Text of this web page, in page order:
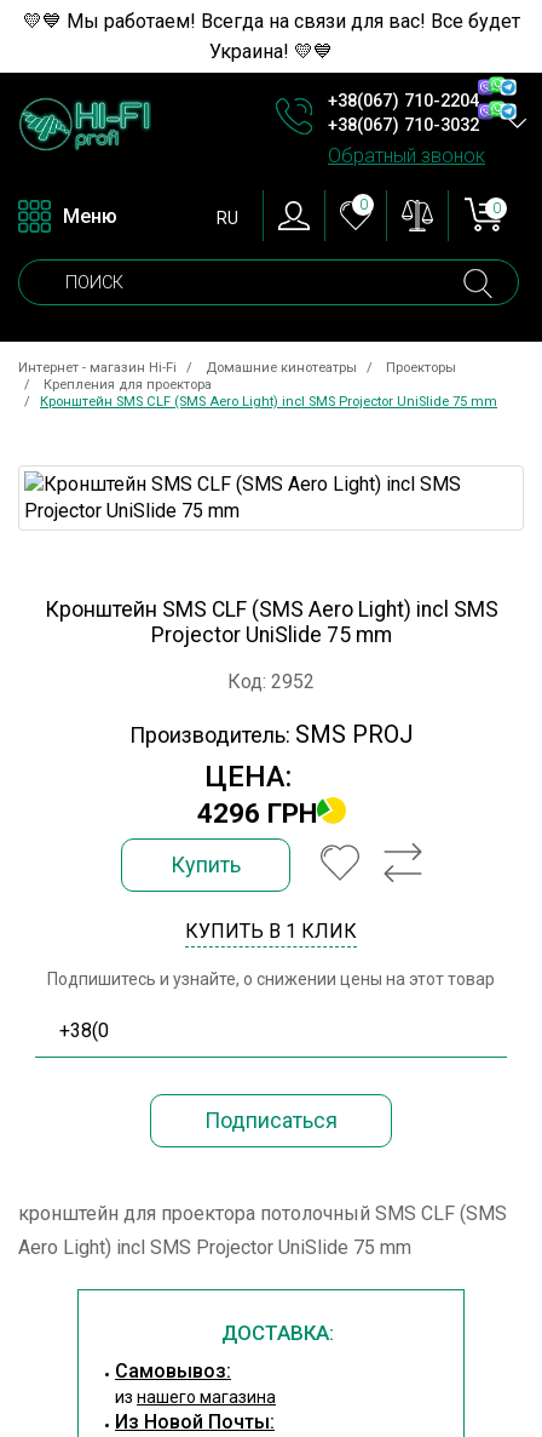
💛💙 Мы работаем! Всегда на связи для вас! Все будет
Украина! 💛💙
+38(067) 710-2204
+38(067) 710-3032
Обратный звонок
Меню RU
0 0
Интернет - магазин Hi-Fi Домашние кинотеатры
Проекторы
Крепления для проектора
Кронштейн SMS CLF (SMS Aero Light) incl SMS Projector UniSlide 75 mm
Кронштейн SMS CLF (SMS Aero Light) incl SMS
Projector UniSlide 75 mm
Код: 2952
Производитель: SMS PROJ
ЦЕНА:
4296 ГРН
Купить
КУПИТЬ В 1 КЛИК
Подпишитесь и узнайте, о снижении цены на этот товар
кронштейн для проектора потолочный SMS CLF (SMS
Aero Light) incl SMS Projector UniSlide 75 mm
ДОСТАВКА:
Cамовывоз:
из нашего магазина
Из Новой Почты: